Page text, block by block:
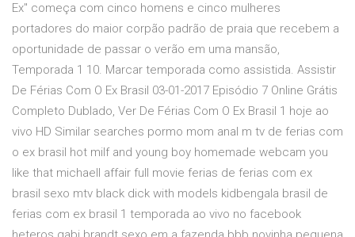
Ex" começa com cinco homens e cinco mulheres
portadores do maior corpão padrão de praia que recebem a
oportunidade de passar o verão em uma mansão,
Temporada 1 10. Marcar temporada como assistida. Assistir
De Férias Com O Ex Brasil 03-01-2017 Episódio 7 Online Grátis
Completo Dublado, Ver De Férias Com O Ex Brasil 1 hoje ao
vivo HD Similar searches pormo mom anal m tv de ferias com
o ex brasil hot milf and young boy homemade webcam you
like that michaell affair full movie ferias de ferias com ex
brasil sexo mtv black dick with models kidbengala brasil de
ferias com ex brasil 1 temporada ao vivo no facebook